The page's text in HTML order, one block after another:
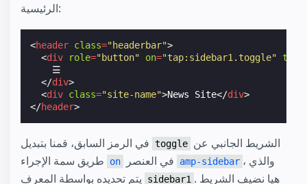
الرئيسية:
<header class="headerbar">
<div role="button" on="tap:sidebar1.toggle"
    ☰
</div>
<div class="site-name">News Site</div>
</header>
toggle
on amp-sidebar ، والذي
sidebar1 . هيا نضيف الشريط